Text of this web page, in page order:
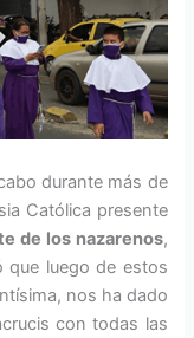
durante más de
Católica presente
de los nazarenos,
que luego de estos
nos ha dado
con todas las